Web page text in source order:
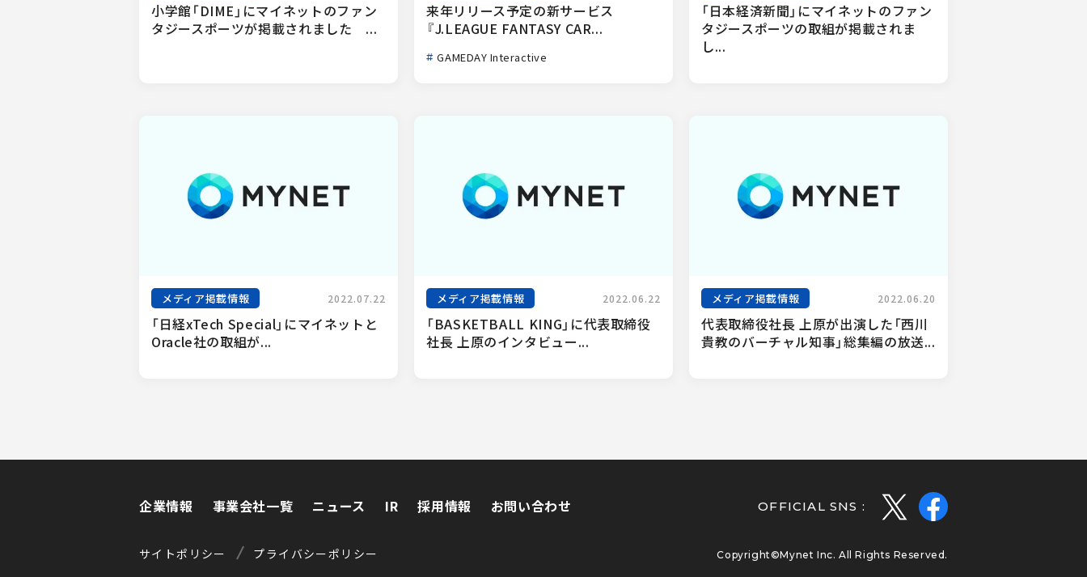
小学館「DIME」にマイネットのファン
タジースポーツが掲載されました　...
来年リリース予定の新サービス
『J.LEAGUE FANTASY CAR...
GAMEDAY Interactive
「日本経済新聞」にマイネットのファン
タジースポーツの取組が掲載されま
し...
メディア掲載情報 2022.07.22
「日経xTech Special」にマイネットと
Oracle社の取組が...
メディア掲載情報 2022.06.22
「BASKETBALL KING」に代表取締役
社長 上原のインタビュー...
メディア掲載情報 2022.06.20
代表取締役社長 上原が出演した「西川
貴教のバーチャル知事」総集編の放送...
企業情報
事業会社一覧
ニュース
IR
採用情報
お問い合わせ
OFFICIAL SNS :
サイトポリシー
プライバシーポリシー
Copyright©Mynet Inc. All Rights Reserved.